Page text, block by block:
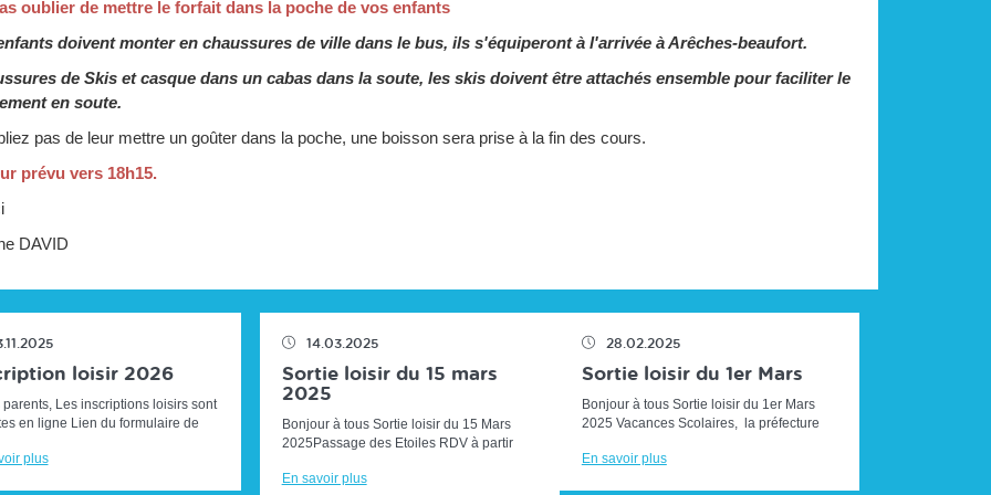
oublier de mettre le forfait dans la poche de vos enfants
doivent monter en chaussures de ville dans le bus, ils s'équiperont à l'arrivée à Arêches-beaufort.
de Skis et casque dans un cabas dans la soute, les skis doivent être attachés ensemble pour faciliter le
en soute.
pas de leur mettre un goûter dans la poche, une boisson sera prise à la fin des cours.
prévu vers 18h15.
DAVID
loisir 2026
parents, Les inscriptions loisirs sont
en ligne Lien du formulaire de
d'i...
plus
14.03.2025
Sortie loisir du 15 mars
2025
Bonjour à tous Sortie loisir du 15 Mars
2025Passage des Etoiles RDV à partir
10 montée Adolphe HUGUES (...
En savoir plus
28.02.2025
Sortie loisir du 1er Mars
Bonjour à tous Sortie loisir du 1er Mars
2025 Vacances Scolaires, la préfecture
demain, soyez...
En savoir plus